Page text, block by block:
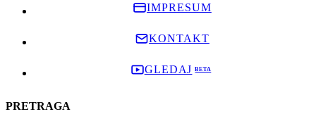
IMPRESUM
KONTAKT
GLEDAJ
PRETRAGA